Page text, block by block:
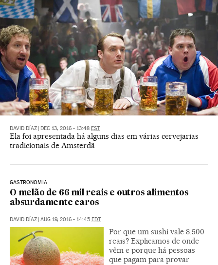
DAVID DÍAZ DEC 13, 2016 - 13:48 EST
Ela foi apresentada há alguns dias em várias cervejarias
tradicionais de Amsterdã
GASTRONOMIA
O melão de 66 mil reais e outros alimentos
absurdamente caros
DAVID DÍAZ AUG 19, 2016 - 14:45 EDT
Por que um sushi vale 8.500
reais? Explicamos de onde
vêm e porque há pessoas
que pagam para provar